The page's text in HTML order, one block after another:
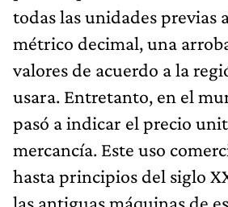
todas las unidades previas
métrico decimal, una
valores de acuerdo a la
usara. Entretanto, en el
pasó a indicar el precio
mercancía. Este uso
hasta principios del siglo
las antiguas máquinas de